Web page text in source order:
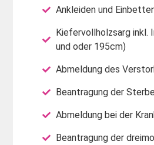
Ankleiden und
Kiefervollholzsarg inkl.
und oder 195cm)
Abmeldung des
Beantragung der
Abmeldung bei der
Beantragung der